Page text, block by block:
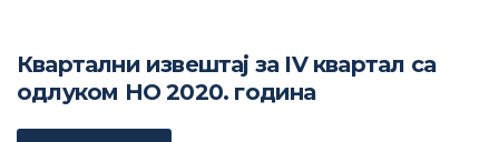
Квартални извештај за IV квартал са
одлуком НО 2020. година